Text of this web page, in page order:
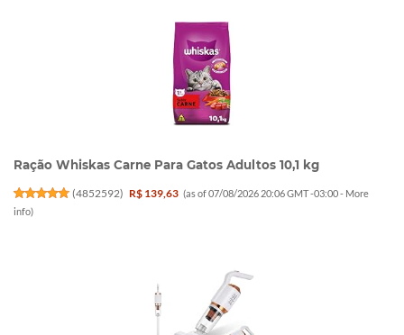
Ração Whiskas Carne Para Gatos Adultos 10,1 kg
(4852592) R$ 139,63 (as of 07/08/2026 20:06 GMT -03:00 - More
info)